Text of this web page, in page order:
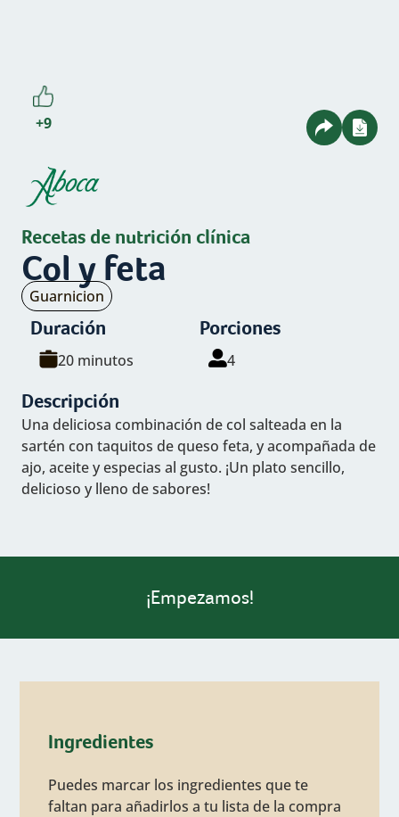
+9
Recetas de nutrición clínica
Col y feta
Tipo
de
plato:
Guarnicion
Duración
20 minutos
Porciones
4
Descripción
Una deliciosa combinación de col salteada en la
sartén con taquitos de queso feta, y acompañada de
ajo, aceite y especias al gusto. ¡Un plato sencillo,
delicioso y lleno de sabores!
¡Empezamos!
Ingredientes
Puedes marcar los ingredientes que te
faltan para añadirlos a tu lista de la compra